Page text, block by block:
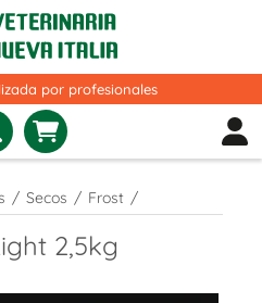
por profesionales
/ Secos / Frost /
2,5kg